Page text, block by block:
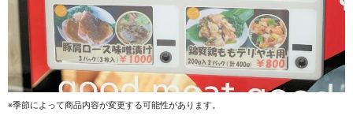
※季節によって商品内容が変更する可能性があります。